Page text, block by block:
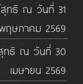
สุทธิ ณ วันที่ 31
ฤษภาคม 2569
ทธิ ณ วันที่ 30
เมษายน 2569